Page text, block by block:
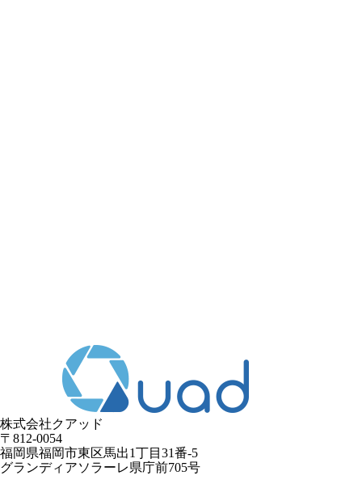
株式会社クアッド
〒812-0054
​福岡県福岡市東区馬出1丁目31番-5
グランディアソラーレ県庁前705号